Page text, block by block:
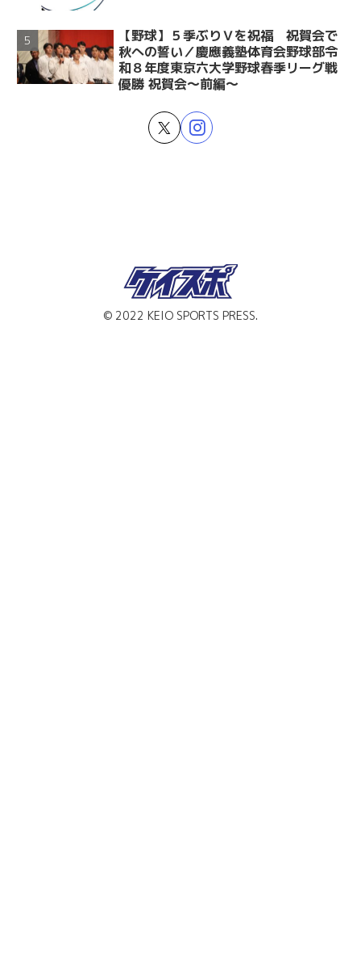
【野球】５季ぶりＶを祝福 祝賀会で
秋への誓い／慶應義塾体育会野球部令
和８年度東京六大学野球春季リーグ戦
優勝 祝賀会～前編～
© 2022 KEIO SPORTS PRESS.